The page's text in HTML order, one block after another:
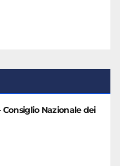
Consiglio Nazionale dei